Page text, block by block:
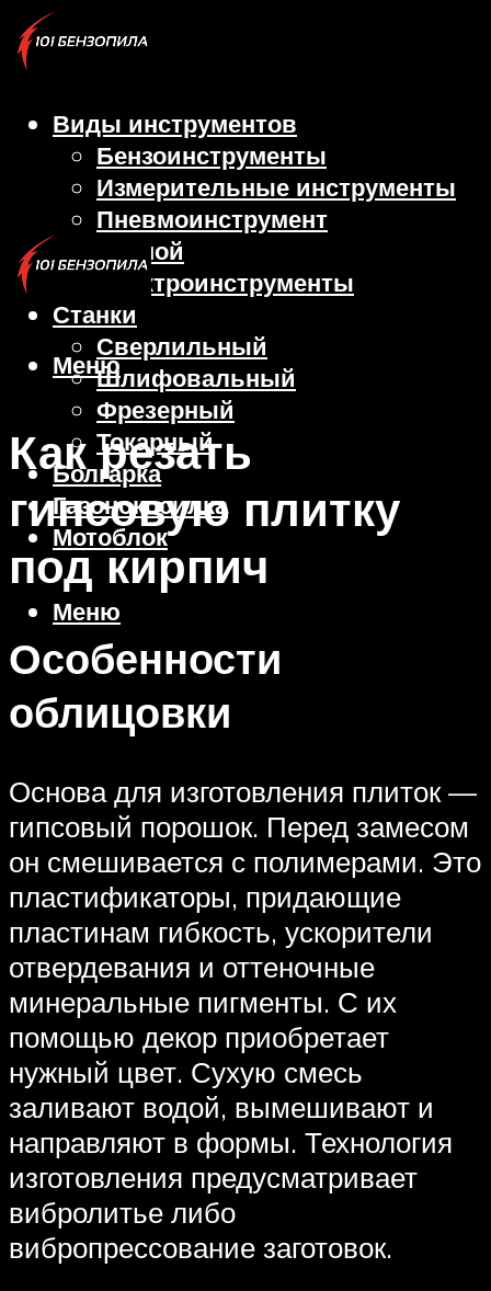
Виды инструментов
Бензоинструменты
Измерительные инструменты
Пневмоинструмент
Ручной
Электроинструменты
Станки
Сверлильный
Шлифовальный
Фрезерный
Токарный
Болгарка
Газонокосилка
Мотоблок
Меню
Меню
Как резать
гипсовую плитку
под кирпич
Особенности
облицовки
Основа для изготовления плиток —
гипсовый порошок. Перед замесом
он смешивается с полимерами. Это
пластификаторы, придающие
пластинам гибкость, ускорители
отвердевания и оттеночные
минеральные пигменты. С их
помощью декор приобретает
нужный цвет. Сухую смесь
заливают водой, вымешивают и
направляют в формы. Технология
изготовления предусматривает
вибролитье либо
вибропрессование заготовок.